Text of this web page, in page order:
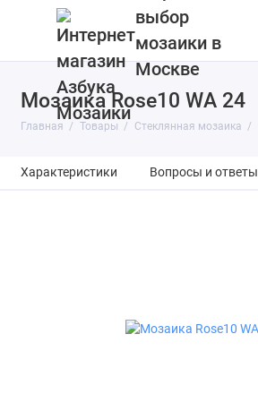
выбор
мозаики в
Москве
Мозаика Rose10 WA 24
Главная Товары Cтеклянная мозаика
Характеристики Вопросы и ответы